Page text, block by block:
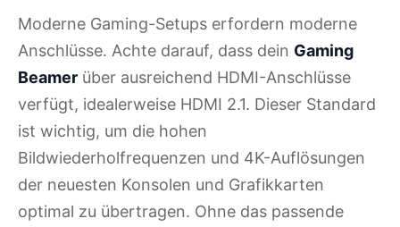
Moderne Gaming-Setups erfordern moderne
Anschlüsse. Achte darauf, dass dein Gaming
Beamer über ausreichend HDMI-Anschlüsse
verfügt, idealerweise HDMI 2.1. Dieser Standard
ist wichtig, um die hohen
Bildwiederholfrequenzen und 4K-Auflösungen
der neuesten Konsolen und Grafikkarten
optimal zu übertragen. Ohne das passende